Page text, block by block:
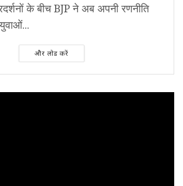
के बीच BJP ने अब अपनी रणनीति
और लोड करें